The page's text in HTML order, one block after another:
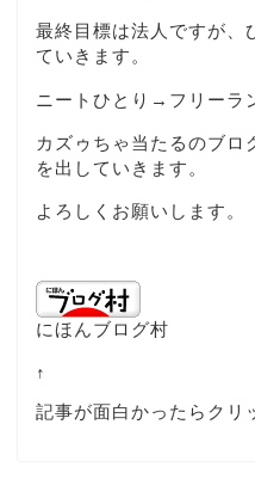
最終目標は法人ですが、
ていきます。
ニートひとり→フリーラ
カズゥちゃ当たるのブロ
を出していきます。
よろしくお願いします。
にほんブログ村
↑
記事が面白かったらクリ